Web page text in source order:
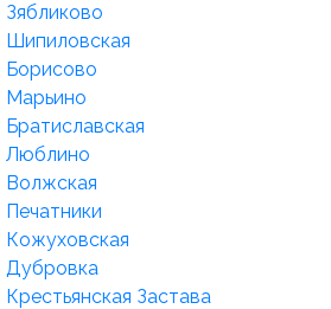
Шипиловская
Борисово
Марьино
Люблино
Волжская
Кожуховская
Дубровка
Застава